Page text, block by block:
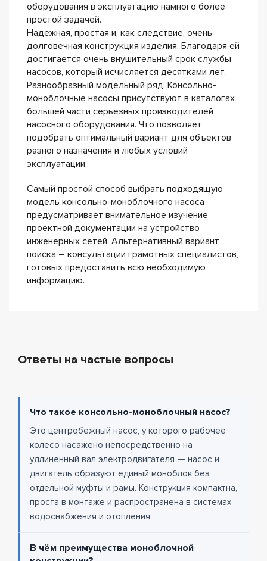
оборудования в эксплуатацию намного более
простой задачей.
Надежная, простая и, как следствие, очень
долговечная конструкция изделия. Благодаря ей
достигается очень внушительный срок службы
насосов, который исчисляется десятками лет.
Разнообразный модельный ряд. Консольно-
моноблочные насосы присутствуют в каталогах
большей части серьезных производителей
насосного оборудования. Что позволяет
подобрать оптимальный вариант для объектов
разного назначения и любых условий
эксплуатации.
Самый простой способ выбрать подходящую
модель консольно-моноблочного насоса
предусматривает внимательное изучение
проектной документации на устройство
инженерных сетей. Альтернативный вариант
поиска – консультации грамотных специалистов,
готовых предоставить всю необходимую
информацию.
Ответы на частые вопросы
Что такое консольно-моноблочный насос?
Это центробежный насос, у которого рабочее
колесо насажено непосредственно на
удлинённый вал электродвигателя — насос и
двигатель образуют единый моноблок без
отдельной муфты и рамы. Конструкция компактна,
проста в монтаже и распространена в системах
водоснабжения и отопления.
В чём преимущества моноблочной